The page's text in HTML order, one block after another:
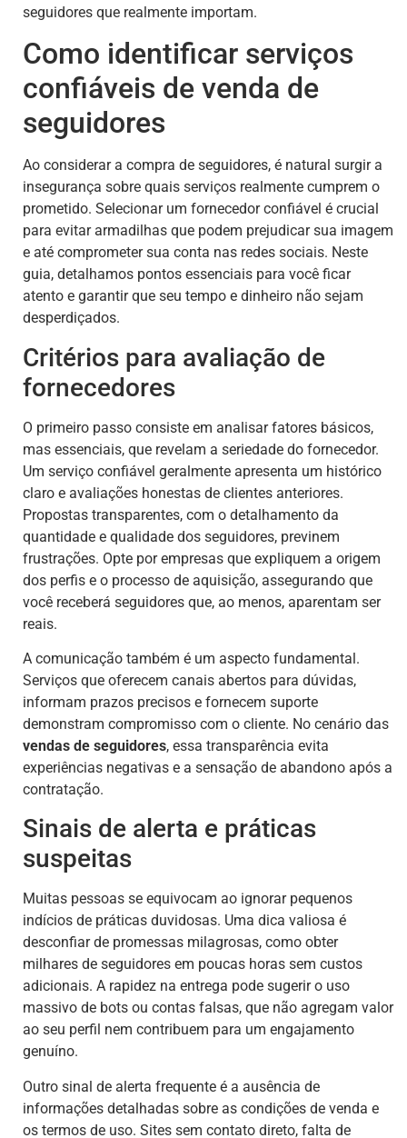
seguidores que realmente importam.
Como identificar serviços
confiáveis de venda de
seguidores
Ao considerar a compra de seguidores, é natural surgir a
insegurança sobre quais serviços realmente cumprem o
prometido. Selecionar um fornecedor confiável é crucial
para evitar armadilhas que podem prejudicar sua imagem
e até comprometer sua conta nas redes sociais. Neste
guia, detalhamos pontos essenciais para você ficar
atento e garantir que seu tempo e dinheiro não sejam
desperdiçados.
Critérios para avaliação de
fornecedores
O primeiro passo consiste em analisar fatores básicos,
mas essenciais, que revelam a seriedade do fornecedor.
Um serviço confiável geralmente apresenta um histórico
claro e avaliações honestas de clientes anteriores.
Propostas transparentes, com o detalhamento da
quantidade e qualidade dos seguidores, previnem
frustrações. Opte por empresas que expliquem a origem
dos perfis e o processo de aquisição, assegurando que
você receberá seguidores que, ao menos, aparentam ser
reais.
A comunicação também é um aspecto fundamental.
Serviços que oferecem canais abertos para dúvidas,
informam prazos precisos e fornecem suporte
demonstram compromisso com o cliente. No cenário das
vendas de seguidores, essa transparência evita
experiências negativas e a sensação de abandono após a
contratação.
Sinais de alerta e práticas
suspeitas
Muitas pessoas se equivocam ao ignorar pequenos
indícios de práticas duvidosas. Uma dica valiosa é
desconfiar de promessas milagrosas, como obter
milhares de seguidores em poucas horas sem custos
adicionais. A rapidez na entrega pode sugerir o uso
massivo de bots ou contas falsas, que não agregam valor
ao seu perfil nem contribuem para um engajamento
genuíno.
Outro sinal de alerta frequente é a ausência de
informações detalhadas sobre as condições de venda e
os termos de uso. Sites sem contato direto, falta de